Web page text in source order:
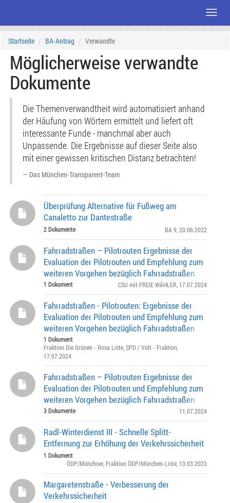
Seiteninhalt
Startseite BA-Antrag Verwandte
Möglicherweise verwandte
Dokumente
Die Themenverwandtheit wird automatisiert anhand
der Häufung von Wörtern ermittelt und liefert oft
interessante Funde - manchmal aber auch
Unpassende. Die Ergebnisse auf dieser Seite also
mit einer gewissen kritischen Distanz betrachten!
Das München-Transparent-Team
Überprüfung Alternative für Fußweg am
Canaletto zur Dantestraße
2 Dokumente BA 9 , 20.06.2022
Fahrradstraßen – Pilotrouten Ergebnisse der
Evaluation der Pilotrouten und Empfehlung zum
weiteren Vorgehen bezüglich Fahrradstraßen
1 Dokument CSU mit FREIE WÄHLER , 17.07.2024
Fahrradstraßen - Pilotrouten: Ergebnisse der
Evaluation der Pilotrouten und Empfehlung zum
weiteren Vorgehen bezüglich Fahrradstraßen
1 Dokument
Fraktion Die Grünen - Rosa Liste SPD / Volt - Fraktion
17.07.2024
Fahrradstraßen – Pilotrouten Ergebnisse der
Evaluation der Pilotrouten und Empfehlung zum
weiteren Vorgehen bezüglich Fahrradstraßen
3 Dokumente 11.07.2024
Radl-Winterdienst III - Schnelle Splitt-
Entfernung zur Erhöhung der Verkehrssicherheit
1 Dokument
ÖDP/Münchner, Fraktion ÖDP/München-Liste , 13.03.2023
Margaretenstraße - Verbesserung der
Verkehrssicherheit